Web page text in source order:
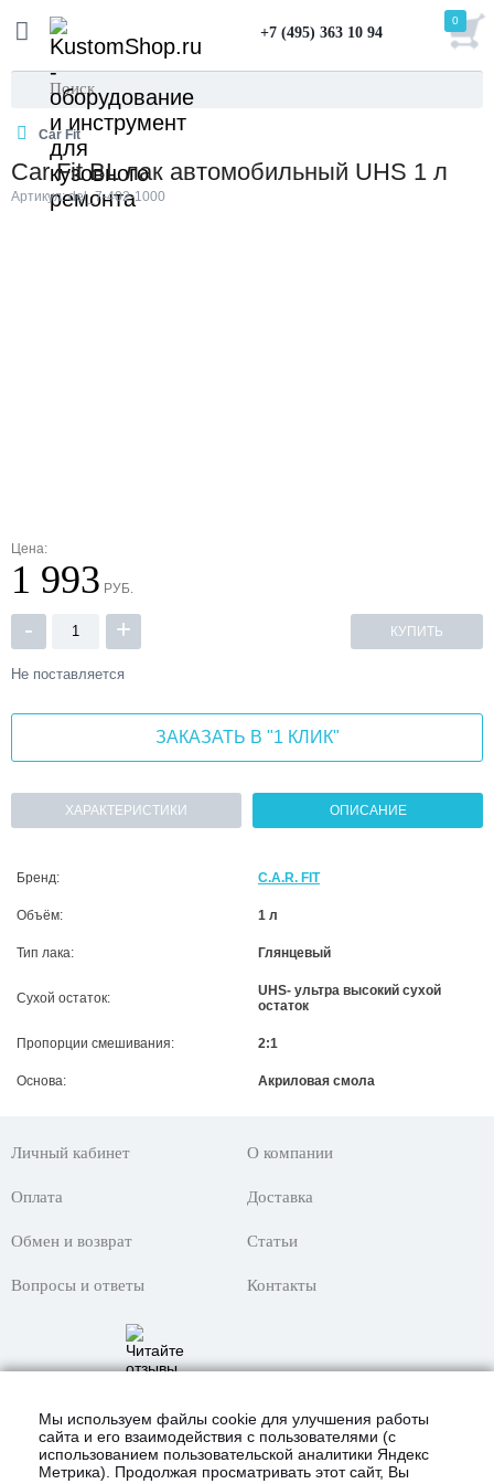
+7 (495) 363 10 94
0
Car Fit
Car Fit BL лак автомобильный UHS 1 л
Артикул: del_7-402-1000
Цена:
1 993 РУБ.
- + КУПИТЬ
Не поставляется
ЗАКАЗАТЬ В "1 КЛИК"
ХАРАКТЕРИСТИКИ ОПИСАНИЕ
Бренд: C.A.R. FIT
Объём: 1 л
Тип лака: Глянцевый
Сухой остаток:
UHS- ультра высокий сухой
остаток
Пропорции смешивания: 2:1
Основа: Акриловая смола
Личный кабинет О компании
Оплата Доставка
Обмен и возврат Статьи
Вопросы и ответы Контакты
Мы используем файлы cookie для улучшения работы
сайта и его взаимодействия с пользователями (с
использованием пользовательской аналитики Яндекс
Метрика). Продолжая просматривать этот сайт, Вы